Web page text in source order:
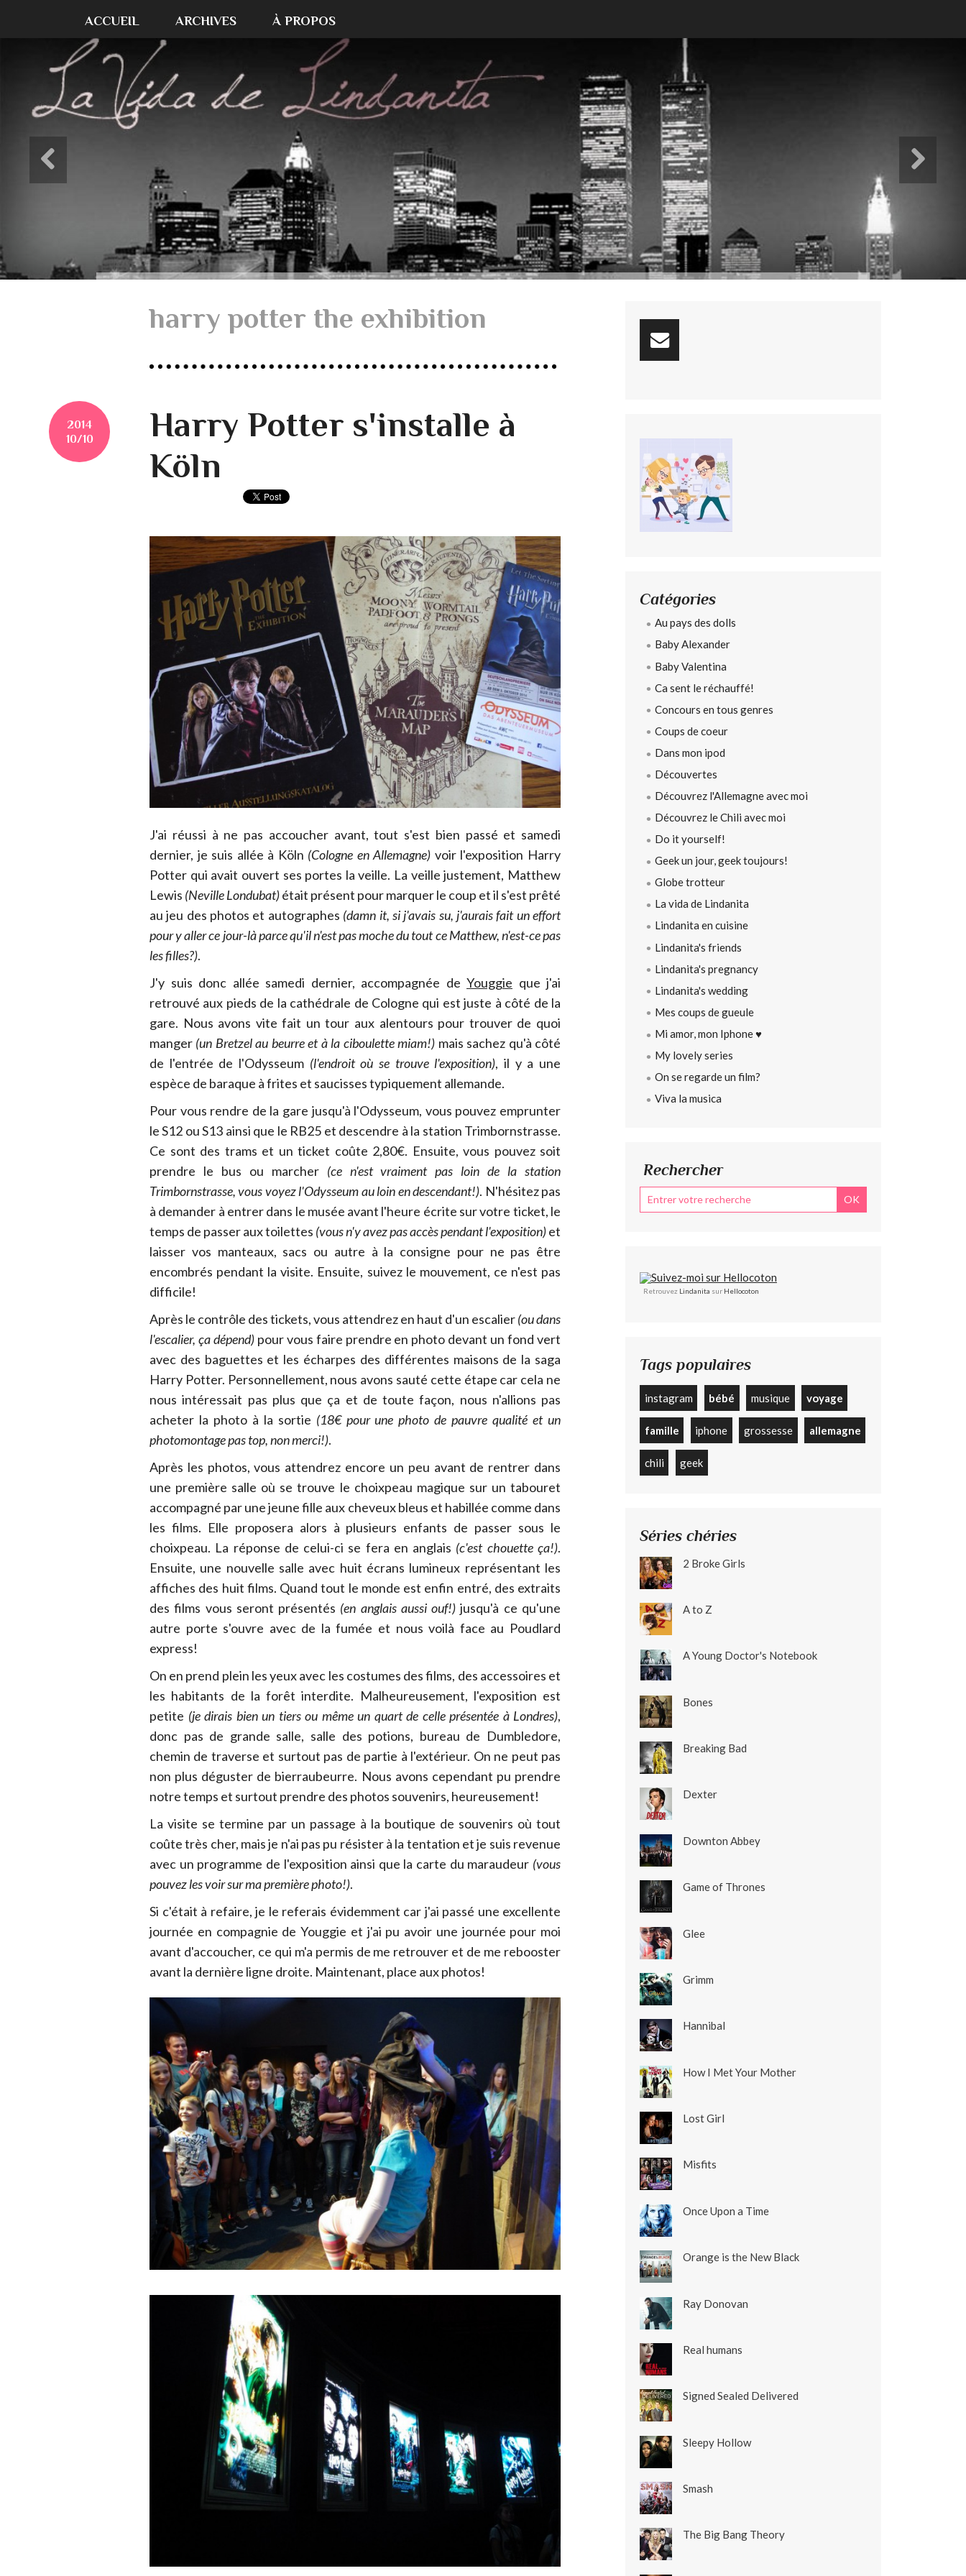
ACCUEIL ARCHIVES À PROPOS
harry potter the exhibition
2014
10/10
Harry Potter s'installe à
Köln
J'ai réussi à ne pas accoucher avant, tout s'est bien passé et samedi
dernier, je suis allée à Köln (Cologne en Allemagne) voir l'exposition Harry
Potter qui avait ouvert ses portes la veille. La veille justement, Matthew
Lewis (Neville Londubat)était présent pour marquer le coup et il s'est prêté
au jeu des photos et autographes (damn it, si j'avais su, j'aurais fait un effort
pour y aller ce jour-là parce qu'il n'est pas moche du tout ce Matthew, n'est-ce pas
les filles?).
J'y suis donc allée samedi dernier, accompagnée de Youggie que j'ai
retrouvé aux pieds de la cathédrale de Cologne qui est juste à côté de la
gare. Nous avons vite fait un tour aux alentours pour trouver de quoi
manger (un Bretzel au beurre et à la ciboulette miam!) mais sachez qu'à côté
de l'entrée de l'Odysseum (l'endroit où se trouve l'exposition), il y a une
espèce de baraque à frites et saucisses typiquement allemande.
Pour vous rendre de la gare jusqu'à l'Odysseum, vous pouvez emprunter
le S12 ou S13 ainsi que le RB25 et descendre à la station Trimbornstrasse.
Ce sont des trams et un ticket coûte 2,80€. Ensuite, vous pouvez soit
prendre le bus ou marcher (ce n'est vraiment pas loin de la station
Trimbornstrasse, vous voyez l'Odysseum au loin en descendant!). N'hésitez pas
à demander à entrer dans le musée avant l'heure écrite sur votre ticket, le
temps de passer aux toilettes (vous n'y avez pas accès pendant l'exposition)et
laisser vos manteaux, sacs ou autre à la consigne pour ne pas être
encombrés pendant la visite. Ensuite, suivez le mouvement, ce n'est pas
difficile!
Après le contrôle des tickets, vous attendrez en haut d'un escalier(ou dans
l'escalier, ça dépend)pour vous faire prendre en photo devant un fond vert
avec des baguettes et les écharpes des différentes maisons de la saga
Harry Potter. Personnellement, nous avons sauté cette étape car cela ne
nous intéressait pas plus que ça et de toute façon, nous n'allions pas
acheter la photo à la sortie (18€ pour une photo de pauvre qualité et un
photomontage pas top, non merci!).
Après les photos, vous attendrez encore un peu avant de rentrer dans
une première salle où se trouve le choixpeau magique sur un tabouret
accompagné par une jeune fille aux cheveux bleus et habillée comme dans
les films. Elle proposera alors à plusieurs enfants de passer sous le
choixpeau. La réponse de celui-ci se fera en anglais (c'est chouette ça!).
Ensuite, une nouvelle salle avec huit écrans lumineux représentant les
affiches des huit films. Quand tout le monde est enfin entré, des extraits
des films vous seront présentés (en anglais aussi ouf!) jusqu'à ce qu'une
autre porte s'ouvre avec de la fumée et nous voilà face au Poudlard
express!
On en prend plein les yeux avec les costumes des films, des accessoires et
les habitants de la forêt interdite. Malheureusement, l'exposition est
petite (je dirais bien un tiers ou même un quart de celle présentée à Londres),
donc pas de grande salle, salle des potions, bureau de Dumbledore,
chemin de traverse et surtout pas de partie à l'extérieur. On ne peut pas
non plus déguster de bierraubeurre. Nous avons cependant pu prendre
notre temps et surtout prendre des photos souvenirs, heureusement!
La visite se termine par un passage à la boutique de souvenirs où tout
coûte très cher, mais je n'ai pas pu résister à la tentation et je suis revenue
avec un programme de l'exposition ainsi que la carte du maraudeur (vous
pouvez les voir sur ma première photo!).
Si c'était à refaire, je le referais évidemment car j'ai passé une excellente
journée en compagnie de Youggie et j'ai pu avoir une journée pour moi
avant d'accoucher, ce qui m'a permis de me retrouver et de me rebooster
avant la dernière ligne droite. Maintenant, place aux photos!
Catégories
Au pays des dolls
Baby Alexander
Baby Valentina
Ca sent le réchauffé!
Concours en tous genres
Coups de coeur
Dans mon ipod
Découvertes
Découvrez l'Allemagne avec moi
Découvrez le Chili avec moi
Do it yourself!
Geek un jour, geek toujours!
Globe trotteur
La vida de Lindanita
Lindanita en cuisine
Lindanita's friends
Lindanita's pregnancy
Lindanita's wedding
Mes coups de gueule
Mi amor, mon Iphone ♥
My lovely series
On se regarde un film?
Viva la musica
Rechercher
Retrouvez Lindanita sur Hellocoton
Tags populaires
instagram bébé musique voyage
famille iphone grossesse allemagne
chili geek
Séries chéries
2 Broke Girls
A to Z
A Young Doctor's Notebook
Bones
Breaking Bad
Dexter
Downton Abbey
Game of Thrones
Glee
Grimm
Hannibal
How I Met Your Mother
Lost Girl
Misfits
Once Upon a Time
Orange is the New Black
Ray Donovan
Real humans
Signed Sealed Delivered
Sleepy Hollow
Smash
The Big Bang Theory